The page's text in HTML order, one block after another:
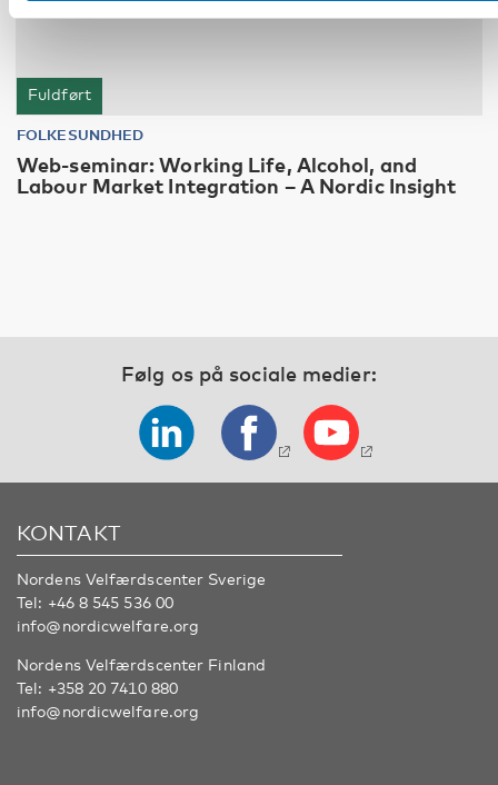
Fuldført
FOLKESUNDHED
Web-seminar: Working Life, Alcohol, and
Labour Market Integration – A Nordic Insight
Følg os på sociale medier:
KONTAKT
Nordens Velfærdscenter Sverige
Tel: +46 8 545 536 00
info@nordicwelfare.org
Nordens Velfærdscenter Finland
Tel: +358 20 7410 880
info@nordicwelfare.org